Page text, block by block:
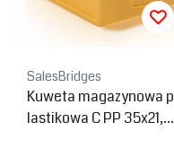
SalesBridges
Kuweta magazynowa p
lastikowa C PP 35x21,3